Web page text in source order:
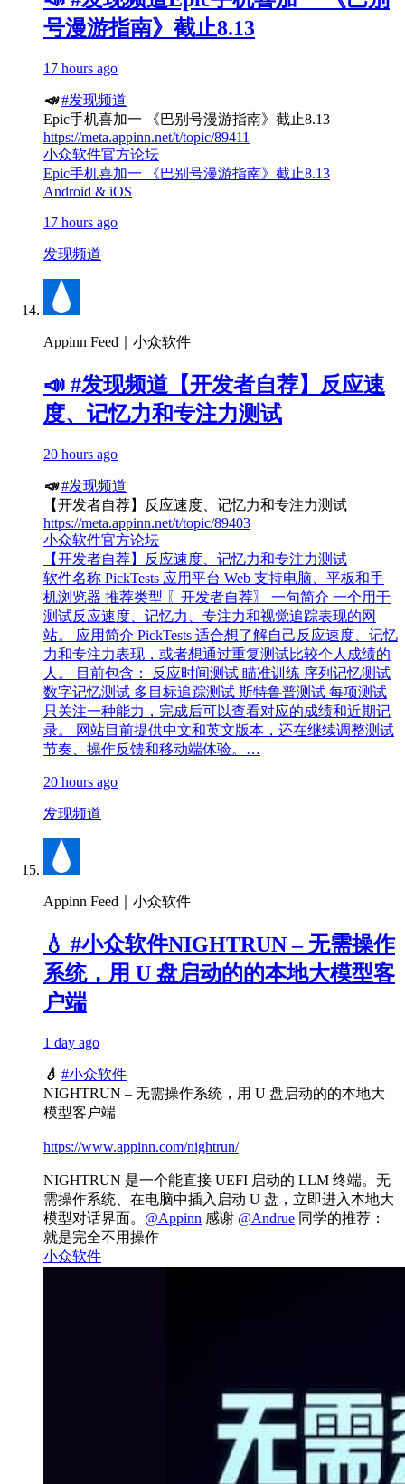
号漫游指南》截止8.13
17 hours ago
📣 #发现频道
Epic手机喜加一 《巴别号漫游指南》截止8.13
https://meta.appinn.net/t/topic/89411
小众软件官方论坛
Epic手机喜加一 《巴别号漫游指南》截止8.13
Android & iOS
17 hours ago
发现频道
Appinn Feed｜小众软件
📣 #发现频道【开发者自荐】反应速
度、记忆力和专注力测试
20 hours ago
📣 #发现频道
【开发者自荐】反应速度、记忆力和专注力测试
https://meta.appinn.net/t/topic/89403
小众软件官方论坛
【开发者自荐】反应速度、记忆力和专注力测试
软件名称 PickTests 应用平台 Web 支持电脑、平板和手
机浏览器 推荐类型 〖开发者自荐〗 一句简介 一个用于
测试反应速度、记忆力、专注力和视觉追踪表现的网
站。 应用简介 PickTests 适合想了解自己反应速度、记忆
力和专注力表现，或者想通过重复测试比较个人成绩的
人。 目前包含： 反应时间测试 瞄准训练 序列记忆测试
数字记忆测试 多目标追踪测试 斯特鲁普测试 每项测试
只关注一种能力，完成后可以查看对应的成绩和近期记
录。 网站目前提供中文和英文版本，还在继续调整测试
节奏、操作反馈和移动端体验。…
20 hours ago
发现频道
Appinn Feed｜小众软件
💧 #小众软件NIGHTRUN – 无需操作
系统，用 U 盘启动的的本地大模型客
户端
1 day ago
💧 #小众软件
NIGHTRUN – 无需操作系统，用 U 盘启动的的本地大
模型客户端
https://www.appinn.com/nightrun/
NIGHTRUN 是一个能直接 UEFI 启动的 LLM 终端。无
需操作系统、在电脑中插入启动 U 盘，立即进入本地大
模型对话界面。 @Appinn 感谢 @Andrue 同学的推荐：
就是完全不用操作
小众软件